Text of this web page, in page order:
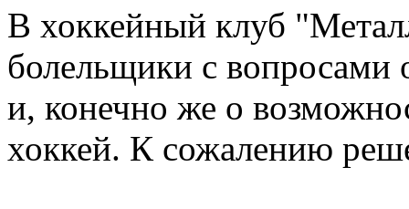
В хоккейный клуб
болельщики с вопросами
и, конечно же о
хоккей. К сожалению